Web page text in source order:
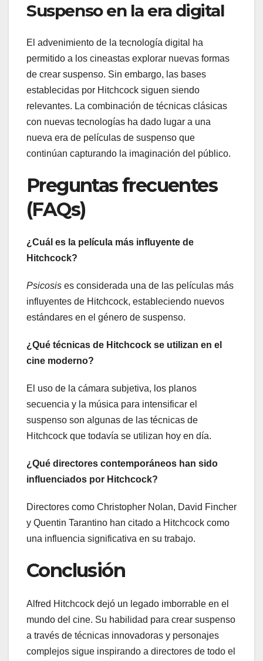
Suspenso en la era digital
El advenimiento de la tecnología digital ha
permitido a los cineastas explorar nuevas formas
de crear suspenso. Sin embargo, las bases
establecidas por Hitchcock siguen siendo
relevantes. La combinación de técnicas clásicas
con nuevas tecnologías ha dado lugar a una
nueva era de películas de suspenso que
continúan capturando la imaginación del público.
Preguntas frecuentes
(FAQs)
¿Cuál es la película más influyente de
Hitchcock?
Psicosis es considerada una de las películas más
influyentes de Hitchcock, estableciendo nuevos
estándares en el género de suspenso.
¿Qué técnicas de Hitchcock se utilizan en el
cine moderno?
El uso de la cámara subjetiva, los planos
secuencia y la música para intensificar el
suspenso son algunas de las técnicas de
Hitchcock que todavía se utilizan hoy en día.
¿Qué directores contemporáneos han sido
influenciados por Hitchcock?
Directores como Christopher Nolan, David Fincher
y Quentin Tarantino han citado a Hitchcock como
una influencia significativa en su trabajo.
Conclusión
Alfred Hitchcock dejó un legado imborrable en el
mundo del cine. Su habilidad para crear suspenso
a través de técnicas innovadoras y personajes
complejos sigue inspirando a directores de todo el